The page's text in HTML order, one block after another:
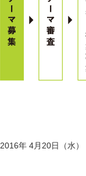
2016年 4月20日（水）